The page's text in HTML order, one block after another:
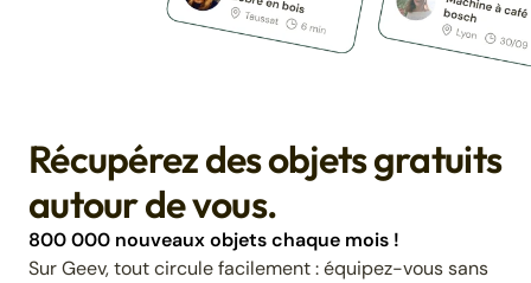
Récupérez des objets gratuits
autour de vous.
800 000 nouveaux objets chaque mois !
Sur Geev, tout circule facilement : équipez-vous sans